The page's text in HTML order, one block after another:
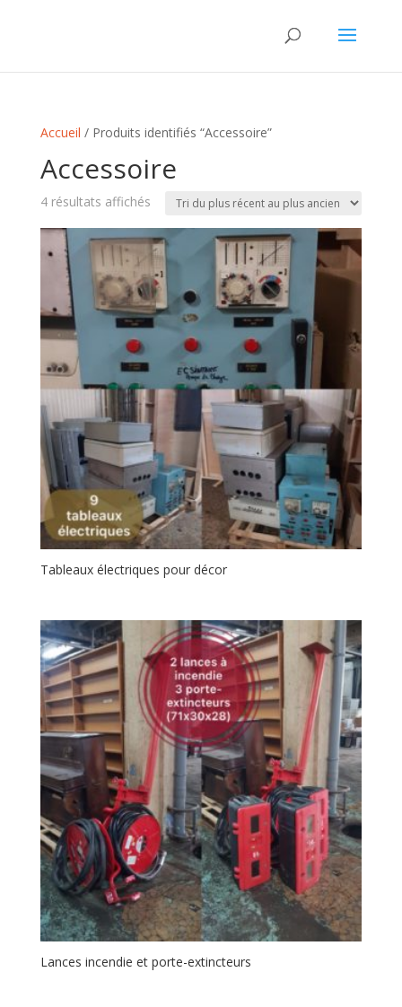
Accueil / Produits identifiés “Accessoire”
Accessoire
4 résultats affichésTrié
plus
récent
au
plus
ancien
Tableaux électriques pour décor
Lances incendie et porte-extincteurs